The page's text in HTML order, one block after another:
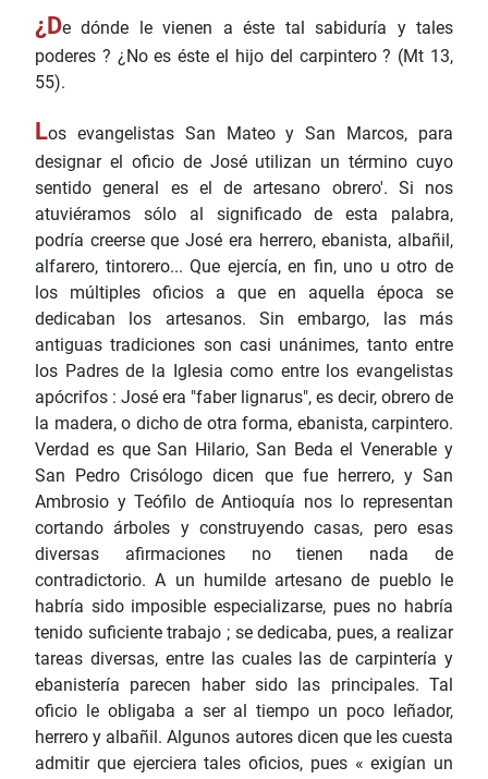
¿De dónde le vienen a éste tal sabiduría y tales
poderes ? ¿No es éste el hijo del carpintero ? (Mt 13,
55).
Los evangelistas San Mateo y San Marcos, para
designar el oficio de José utilizan un término cuyo
sentido general es el de artesano obrero'. Si nos
atuviéramos sólo al significado de esta palabra,
podría creerse que José era herrero, ebanista, albañil,
alfarero, tintorero... Que ejercía, en fin, uno u otro de
los múltiples oficios a que en aquella época se
dedicaban los artesanos. Sin embargo, las más
antiguas tradiciones son casi unánimes, tanto entre
los Padres de la Iglesia como entre los evangelistas
apócrifos : José era "faber lignarus", es decir, obrero de
la madera, o dicho de otra forma, ebanista, carpintero.
Verdad es que San Hilario, San Beda el Venerable y
San Pedro Crisólogo dicen que fue herrero, y San
Ambrosio y Teófilo de Antioquía nos lo representan
cortando árboles y construyendo casas, pero esas
diversas afirmaciones no tienen nada de
contradictorio. A un humilde artesano de pueblo le
habría sido imposible especializarse, pues no habría
tenido suficiente trabajo ; se dedicaba, pues, a realizar
tareas diversas, entre las cuales las de carpintería y
ebanistería parecen haber sido las principales. Tal
oficio le obligaba a ser al tiempo un poco leñador,
herrero y albañil. Algunos autores dicen que les cuesta
admitir que ejerciera tales oficios, pues « exigían un